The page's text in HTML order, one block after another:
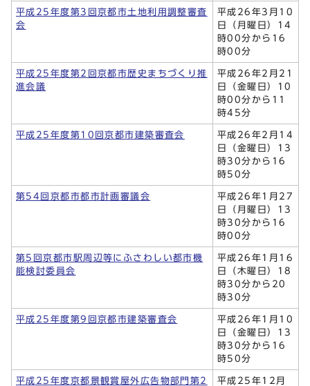
平成25年度第3回京都市土地利用調整審査
会
平成26年3月10
日（月曜日）14
時00分から16
時00分
平成25年度第2回京都市歴史まちづくり推
進会議
平成26年2月21
日（金曜日）10
時00分から11
時45分
平成25年度第10回京都市建築審査会
平成26年2月14
日（金曜日）13
時30分から16
時50分
第54回京都市都市計画審議会
平成26年1月27
日（月曜日）13
時30分から16
時00分
第5回京都市駅周辺等にふさわしい都市機
能検討委員会
平成26年1月16
日（木曜日）18
時30分から20
時30分
平成25年度第9回京都市建築審査会
平成26年1月10
日（金曜日）13
時30分から16
時50分
平成25年度京都景観賞屋外広告物部門第2
平成25年12月